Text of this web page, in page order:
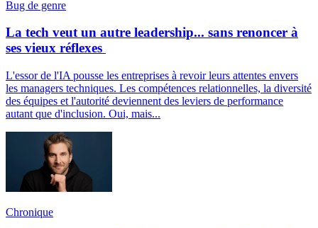
Bug de genre
La tech veut un autre leadership... sans renoncer à
ses vieux réflexes
L'essor de l'IA pousse les entreprises à revoir leurs attentes envers
les managers techniques. Les compétences relationnelles, la diversité
des équipes et l'autorité deviennent des leviers de performance
autant que d'inclusion. Oui, mais...
Chronique